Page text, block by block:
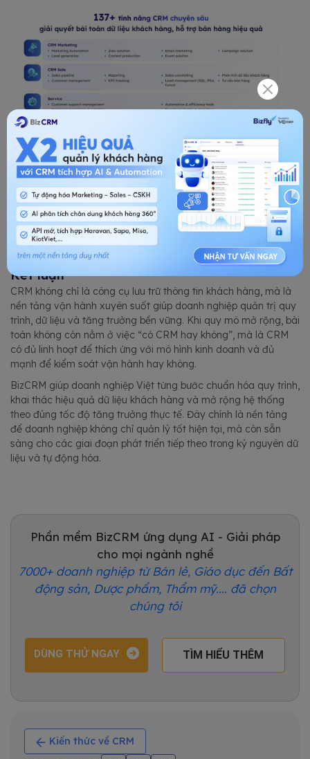
BizCRM với 137 tính năng CRM chuyên sâu cho kinh doanh dự
ĐĂNG KÝ TƯ VẤN
Kết luận
CRM không chỉ là công cụ lưu trữ thông tin khách hàng, mà là
nền tảng vận hành xuyên suốt giúp doanh nghiệp quản trị quy
trình, dữ liệu và tăng trưởng bền vững. Khi quy mô mở rộng, bài
toán không còn nằm ở việc “có CRM hay không”, mà là CRM
có đủ linh hoạt để thích ứng với mô hình kinh doanh và đủ
mạnh để kiểm soát vận hành hay không.
BizCRM giúp doanh nghiệp Việt từng bước chuẩn hóa quy trình,
khai thác hiệu quả dữ liệu khách hàng và mở rộng hệ thống
theo đúng tốc độ tăng trưởng thực tế. Đây chính là nền tảng
để doanh nghiệp không chỉ quản lý tốt hiện tại, mà còn sẵn
sàng cho các giai đoạn phát triển tiếp theo trong kỷ nguyên dữ
liệu và tự động hóa.
Phần mềm BizCRM ứng dụng AI - Giải pháp
cho mọi ngành nghề
7000+ doanh nghiệp từ Bán lẻ, Giáo dục đến Bất
động sản, Dược phẩm, Thẩm mỹ.... đã chọn
chúng tôi
DÙNG THỬ NGAY TÌM HIỂU THÊM
Kiến thức về CRM